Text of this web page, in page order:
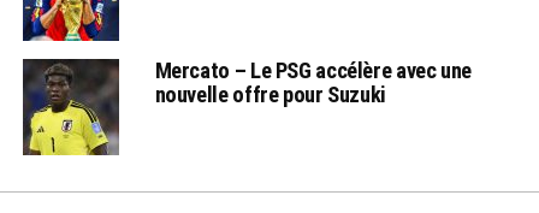
Mercato – Le PSG accélère avec une
nouvelle offre pour Suzuki